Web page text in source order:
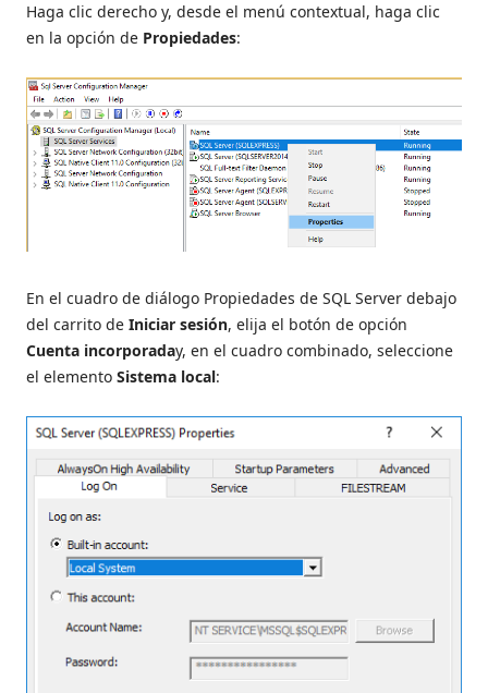
Haga clic derecho y, desde el menú contextual, haga clic
en la opción de Propiedades:
En el cuadro de diálogo Propiedades de SQL Server debajo
del carrito de Iniciar sesión, elija el botón de opción
Cuenta incorporaday, en el cuadro combinado, seleccione
el elemento Sistema local: